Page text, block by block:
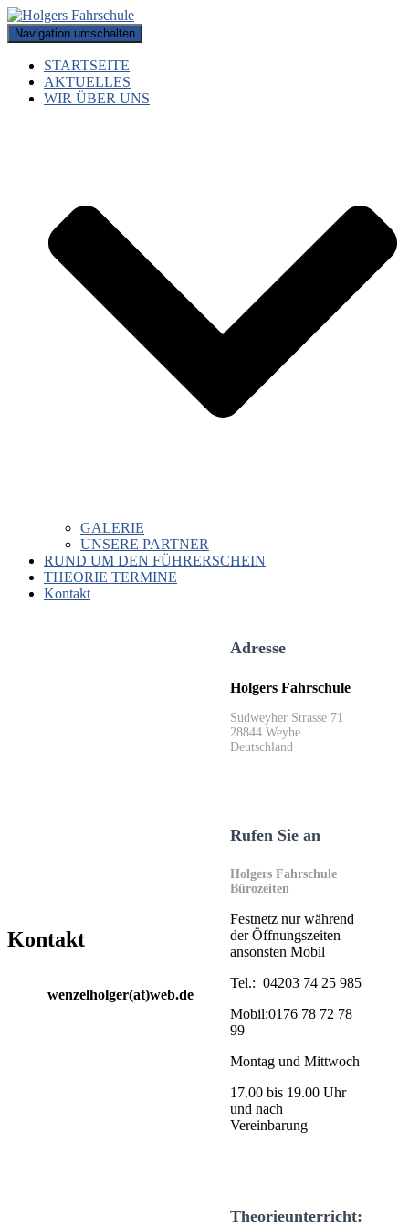
Navigation umschalten
STARTSEITE
AKTUELLES
WIR ÜBER UNS
GALERIE
UNSERE PARTNER
RUND UM DEN FÜHRERSCHEIN
THEORIE TERMINE
Kontakt
Kontakt
wenzelholger(at)web.de
Adresse
Holgers Fahrschule
Sudweyher Strasse 71
28844 Weyhe
Deutschland
Rufen Sie an
Holgers Fahrschule
Bürozeiten
Festnetz nur während
der Öffnungszeiten
ansonsten Mobil
Tel.: 04203 74 25 985
Mobil:0176 78 72 78
99
Montag und Mittwoch
17.00 bis 19.00 Uhr
und nach
Vereinbarung
Theorieunterricht: